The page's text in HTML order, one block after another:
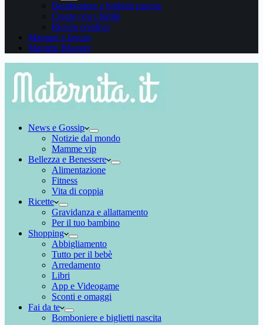
Bomboniere e biglietti nascita
Creare con i bimbi
Riciclo creativo
Mamme e lavoro
Mamme Blogger
News e Gossip
Notizie dal mondo
Mamme vip
Bellezza e Benessere
Alimentazione
Fitness
Vita di coppia
Ricette
Gravidanza e allattamento
Per il tuo bambino
Shopping
Abbigliamento
Tutto per il bebè
Arredamento
Libri
App e Videogame
Sconti e omaggi
Fai da te
Bomboniere e biglietti nascita